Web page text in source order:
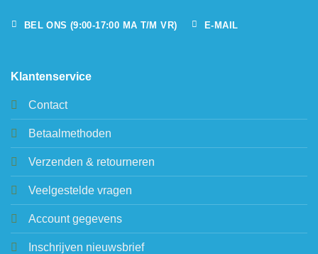
BEL ONS (9:00-17:00 MA T/M VR) E-MAIL
Klantenservice
Contact
Betaalmethoden
Verzenden & retourneren
Veelgestelde vragen
Account gegevens
Inschrijven nieuwsbrief